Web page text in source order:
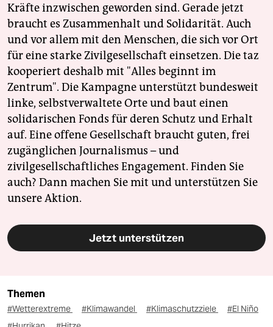
Kräfte inzwischen geworden sind. Gerade jetzt
braucht es Zusammenhalt und Solidarität. Auch
und vor allem mit den Menschen, die sich vor Ort
für eine starke Zivilgesellschaft einsetzen. Die taz
kooperiert deshalb mit "Alles beginnt im
Zentrum". Die Kampagne unterstützt bundesweit
linke, selbstverwaltete Orte und baut einen
solidarischen Fonds für deren Schutz und Erhalt
auf. Eine offene Gesellschaft braucht guten, frei
zugänglichen Journalismus – und
zivilgesellschaftliches Engagement. Finden Sie
auch? Dann machen Sie mit und unterstützen Sie
unsere Aktion.
Jetzt unterstützen
Themen
#Wetterextreme #Klimawandel #Klimaschutzziele
#El Niño